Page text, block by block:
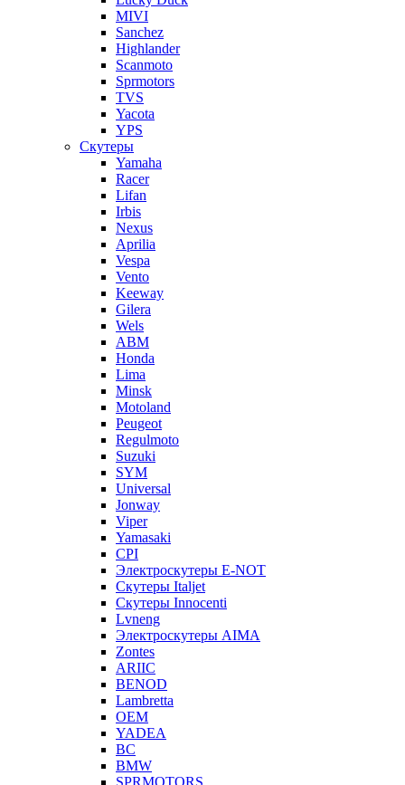
MIVI
Sanchez
Highlander
Scanmoto
Sprmotors
TVS
Yacota
YPS
Скутеры
Yamaha
Racer
Lifan
Irbis
Nexus
Aprilia
Vespa
Vento
Keeway
Gilera
Wels
ABM
Honda
Lima
Minsk
Motoland
Peugeot
Regulmoto
Suzuki
SYM
Universal
Jonway
Viper
Yamasaki
CPI
Электроскутеры E-NOT
Скутеры Italjet
Скутеры Innocenti
Lvneng
Электроскутеры AIMA
Zontes
ARIIC
BENOD
Lambretta
OEM
YADEA
BC
BMW
SPRMOTORS